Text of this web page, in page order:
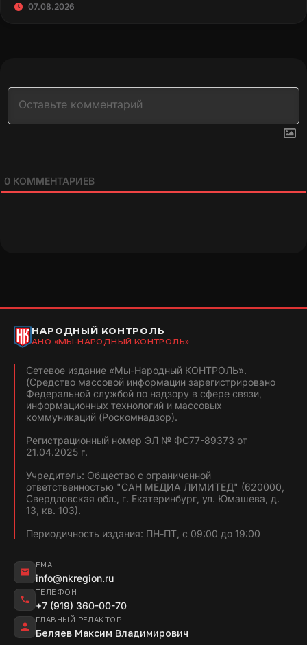
07.08.2026
0 КОММЕНТАРИЕВ
НАРОДНЫЙ КОНТРОЛЬ
АНО «МЫ-НАРОДНЫЙ КОНТРОЛЬ»
Сетевое издание «Мы-Народный КОНТРОЛЬ».
(Средство массовой информации зарегистрировано
Федеральной службой по надзору в сфере связи,
информационных технологий и массовых
коммуникаций (Роскомнадзор).
Регистрационный номер ЭЛ № ФС77-89373 от
21.04.2025 г.
Учредитель: Общество с ограниченной
ответственностью "САН МЕДИА ЛИМИТЕД" (620000,
Свердловская обл., г. Екатеринбург, ул. Юмашева, д.
13, кв. 103).
Периодичность издания: ПН-ПТ, с 09:00 до 19:00
EMAIL
info@nkregion.ru
ТЕЛЕФОН
+7 (919) 360-00-70
ГЛАВНЫЙ РЕДАКТОР
Беляев Максим Владимирович